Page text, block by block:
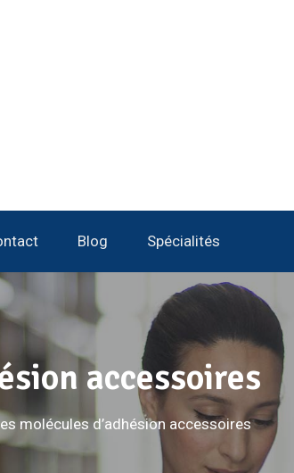
Blog Spécialités
accessoires
molécules d’adhésion accessoires